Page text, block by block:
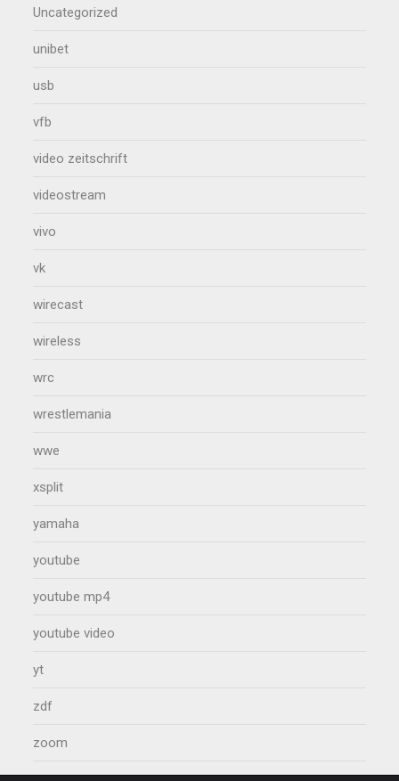
Uncategorized
unibet
usb
vfb
video zeitschrift
videostream
vivo
vk
wirecast
wireless
wrc
wrestlemania
wwe
xsplit
yamaha
youtube
youtube mp4
youtube video
yt
zdf
zoom